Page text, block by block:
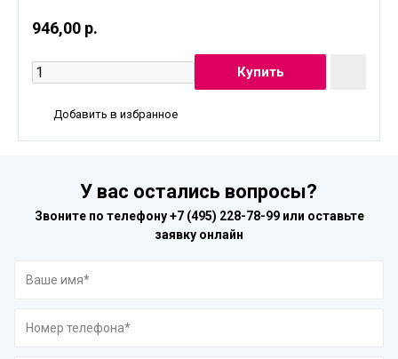
946,00 р.
Добавить в избранное
У вас остались вопросы?
Звоните по телефону+7 (495) 228-78-99или оставьте
заявку онлайн